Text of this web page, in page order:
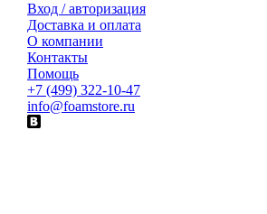
Вход / авторизация
Доставка и оплата
О компании
Контакты
Помощь
+7 (499) 322-10-47
info@foamstore.ru